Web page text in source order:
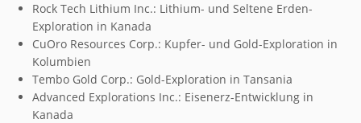
Rock Tech Lithium Inc.: Lithium- und Seltene Erden-
Exploration in Kanada
CuOro Resources Corp.: Kupfer- und Gold-Exploration in
Kolumbien
Tembo Gold Corp.: Gold-Exploration in Tansania
Advanced Explorations Inc.: Eisenerz-Entwicklung in
Kanada